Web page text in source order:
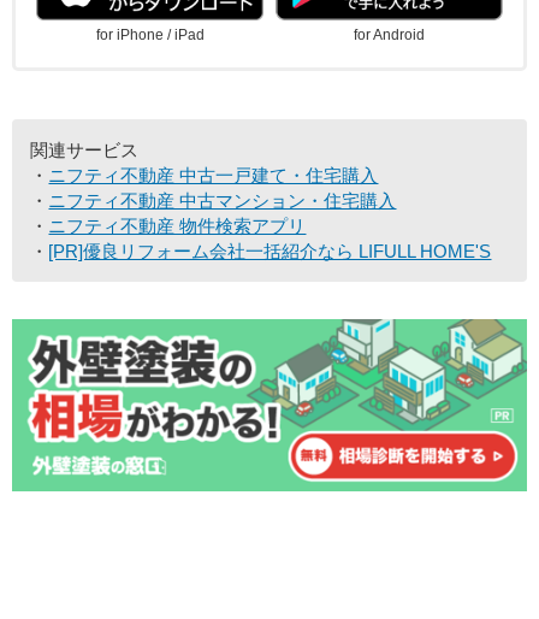
for iPhone / iPad for Android
関連サービス
ニフティ不動産 中古一戸建て・住宅購入
ニフティ不動産 中古マンション・住宅購入
ニフティ不動産 物件検索アプリ
[PR]優良リフォーム会社一括紹介なら LIFULL HOME'S